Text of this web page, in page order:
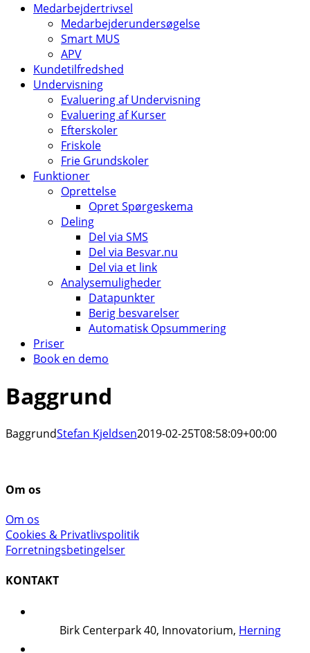
Medarbejdertrivsel
Medarbejderundersøgelse
Smart MUS
APV
Kundetilfredshed
Undervisning
Evaluering af Undervisning
Evaluering af Kurser
Efterskoler
Friskole
Frie Grundskoler
Funktioner
Oprettelse
Opret Spørgeskema
Deling
Del via SMS
Del via Besvar.nu
Del via et link
Analysemuligheder
Datapunkter
Berig besvarelser
Automatisk Opsummering
Priser
Book en demo
Baggrund
BaggrundStefan Kjeldsen2019-02-25T08:58:09+00:00
Om os
Om os
Cookies & Privatlivspolitik
Forretningsbetingelser
KONTAKT
Birk Centerpark 40, Innovatorium, Herning